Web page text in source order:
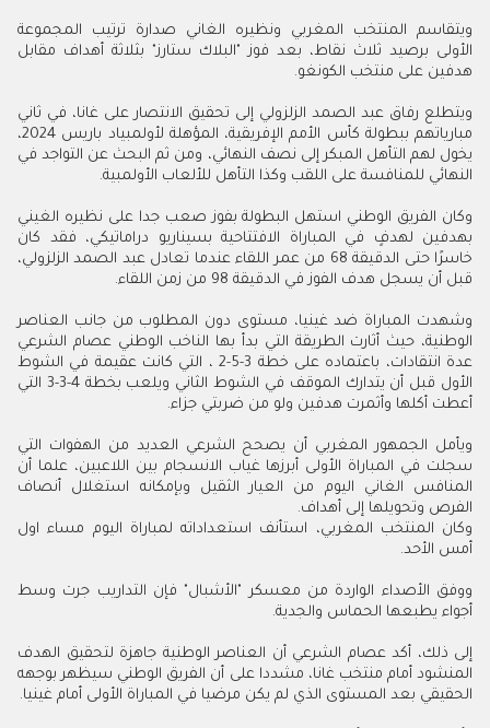
ويتقاسم المنتخب المغربي ونظيره الغاني صدارة ترتيب المجموعة
الأولى برصيد ثلاث نقاط، بعد فوز "البلاك ستارز" بثلاثة أهداف مقابل
هدفين على منتخب الكونغو.
ويتطلع رفاق عبد الصمد الزلزولي إلى تحقيق الانتصار على غانا، في ثاني
مبارياتهم ببطولة كأس الأمم الإفريقية، المؤهلة لأولمبياد باريس 2024،
يخول لهم التأهل المبكر إلى نصف النهائي، ومن ثم البحث عن التواجد في
النهائي للمنافسة على اللقب وكذا التأهل للألعاب الأولمبية.
وكان الفريق الوطني استهل البطولة بفوز صعب جدا على نظيره الغيني
بهدفين لهدفٍ في المباراة الافتتاحية بسيناريو دراماتيكي، فقد كان
خاسرًا حتى الدقيقة 68 من عمر اللقاء عندما تعادل عبد الصمد الزلزولي،
قبل أن يسجل هدف الفوز في الدقيقة 98 من زمن اللقاء
.
وشهدت المباراة ضد غينيا، مستوى دون المطلوب من جانب العناصر
الوطنية، حيث أثارت الطريقة التي بدأ بها الناخب الوطني عصام الشرعي
عدة انتقادات، باعتماده على خطة 3-5-2 ، التي كانت عقيمة في الشوط
الأول قبل أن يتدارك الموقف في الشوط الثاني ويلعب بخطة 4-3-3 التي
أعطت أكلها وأثمرت هدفين ولو من ضربتي جزاء.
ويأمل الجمهور المغربي أن يصحح الشرعي العديد من الهفوات التي
سجلت في المباراة الأولى أبرزها غياب الانسجام بين اللاعبين، علما أن
المنافس الغاني اليوم من العيار الثقيل وبإمكانه استغلال أنصاف
الفرص وتحويلها إلى أهداف.
وكان المنتخب المغربي، استأنف استعداداته لمباراة اليوم مساء اول
أمس الأحد.
ووفق الأصداء الواردة من معسكر "الأشبال" فإن التداريب جرت وسط
أجواء يطبعها الحماس والجدية.
إلى ذلك، أكد عصام الشرعي أن العناصر الوطنية جاهزة لتحقيق الهدف
المنشود أمام منتخب غانا، مشددا على أن الفريق الوطني سيظهر بوجهه
الحقيقي بعد المستوى الذي لم يكن مرضيا في المباراة الأولى أمام غينيا.